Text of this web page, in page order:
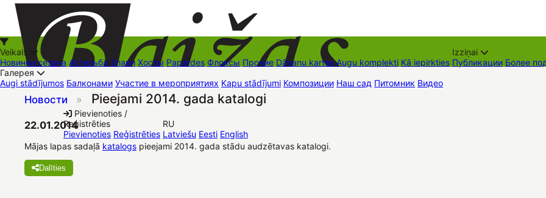
+37126545879 baizas@baizas.lv
Pievienoties /
Reģistrēties
Pievienoties Reģistrēties
RU
Latviešu Eesti English
Veikals
Новинки сезона Астильба Злаки Хосты Papardes Флоксы Прочие Dāvanu kartes Augu komplekti Kā iepirkties
Izziņai
Публикации Более
Галерея
Augi stādījumos Балконами Участие в мероприятиях Kapu stādījumi Композиции Наш сад Питомник Видео
Новости » Pieejami 2014. gada katalogi
22.01.2014
Mājas lapas sadaļā katalogs pieejami 2014. gada stādu audzētavas katalogi.
Dalīties